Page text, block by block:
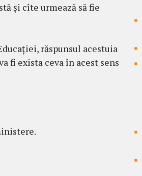
și cîte urmează să fie
răspunsul acestuia
fi exista ceva în acest sens